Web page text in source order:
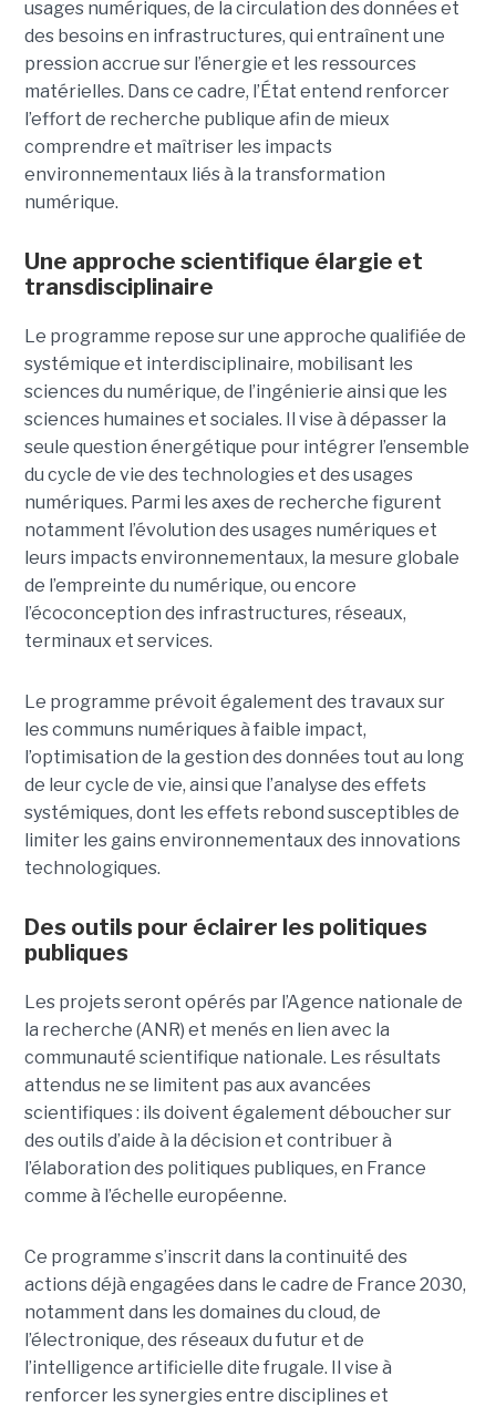
usages numériques, de la circulation des données et
des besoins en infrastructures, qui entraînent une
pression accrue sur l’énergie et les ressources
matérielles. Dans ce cadre, l’État entend renforcer
l’effort de recherche publique afin de mieux
comprendre et maîtriser les impacts
environnementaux liés à la transformation
numérique.
Une approche scientifique élargie et
transdisciplinaire
Le programme repose sur une approche qualifiée de
systémique et interdisciplinaire, mobilisant les
sciences du numérique, de l’ingénierie ainsi que les
sciences humaines et sociales. Il vise à dépasser la
seule question énergétique pour intégrer l’ensemble
du cycle de vie des technologies et des usages
numériques. Parmi les axes de recherche figurent
notamment l’évolution des usages numériques et
leurs impacts environnementaux, la mesure globale
de l’empreinte du numérique, ou encore
l’écoconception des infrastructures, réseaux,
terminaux et services.
Le programme prévoit également des travaux sur
les communs numériques à faible impact,
l’optimisation de la gestion des données tout au long
de leur cycle de vie, ainsi que l’analyse des effets
systémiques, dont les effets rebond susceptibles de
limiter les gains environnementaux des innovations
technologiques.
Des outils pour éclairer les politiques
publiques
Les projets seront opérés par l’Agence nationale de
la recherche (ANR) et menés en lien avec la
communauté scientifique nationale. Les résultats
attendus ne se limitent pas aux avancées
scientifiques : ils doivent également déboucher sur
des outils d’aide à la décision et contribuer à
l’élaboration des politiques publiques, en France
comme à l’échelle européenne.
Ce programme s’inscrit dans la continuité des
actions déjà engagées dans le cadre de France 2030,
notamment dans les domaines du cloud, de
l’électronique, des réseaux du futur et de
l’intelligence artificielle dite frugale. Il vise à
renforcer les synergies entre disciplines et